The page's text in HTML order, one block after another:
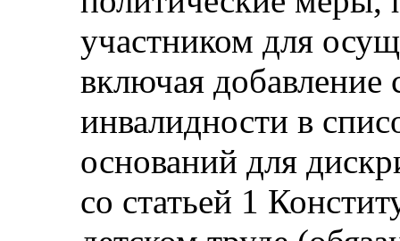
участником для
включая добавление
инвалидности в
оснований для
со статьей 1